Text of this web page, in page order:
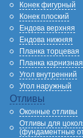
Конек фигурный
Конек плоский
Ендова верхняя
Ендова нижняя
Планка торцевая
Планка карнизная
Угол внутренний
Угол наружный
Отливы
Оконные отливы
Отливы для
(фундаментные